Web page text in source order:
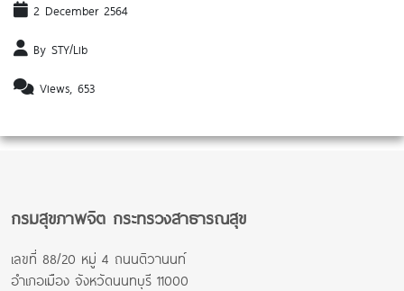
2 December 2564
By STY/Lib
Views, 653
กรมสุขภาพจิต กระทรวงสาธารณสุข
เลขที่ 88/20 หมู่ 4 ถนนติวานนท์
อำเภอเมือง จังหวัดนนทบุรี 11000